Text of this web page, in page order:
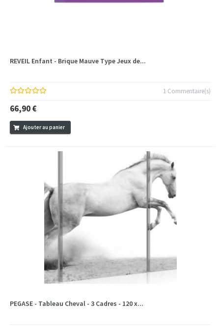
REVEIL Enfant - Brique Mauve Type Jeux de...
1 Commentaire(s)
66,90 €
Ajouter au panier
PEGASE - Tableau Cheval - 3 Cadres - 120 x...